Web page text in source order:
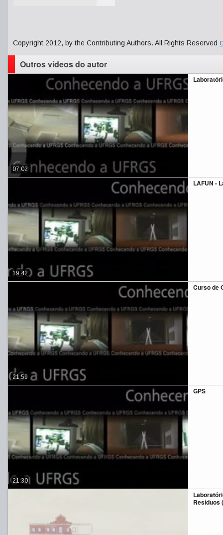
Copyright 2012, by the Contributing Authors. All Rights Reserved
Outros vídeos do autor
07:02
LAFUN -
19:42
Curso de
21:59
GPS
21:30
Resíduos